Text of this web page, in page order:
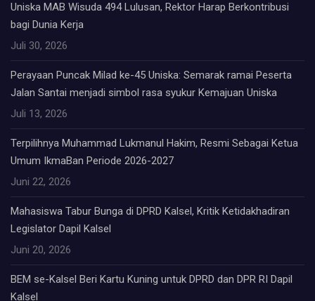
Uniska MAB Wisuda 494 Lulusan, Rektor Harap Berkontribusi
bagi Dunia Kerja
Juli 30, 2026
Perayaan Puncak Milad ke-45 Uniska: Semarak ramai Peserta
Jalan Santai menjadi simbol rasa syukur Kemajuan Uniska
Juli 13, 2026
Terpilihnya Muhammad Lukmanul Hakim, Resmi Sebagai Ketua
Umum IkmaBan Periode 2026-2027
Juni 22, 2026
Mahasiswa Tabur Bunga di DPRD Kalsel, Kritik Ketidakhadiran
Legislator Dapil Kalsel
Juni 20, 2026
BEM se-Kalsel Beri Kartu Kuning untuk DPRD dan DPR RI Dapil
Kalsel